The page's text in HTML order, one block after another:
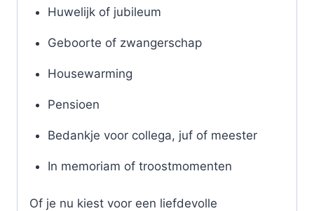
Huwelijk of jubileum
Geboorte of zwangerschap
Housewarming
Pensioen
Bedankje voor collega, juf of meester
In memoriam of troostmomenten
Of je nu kiest voor een liefdevolle